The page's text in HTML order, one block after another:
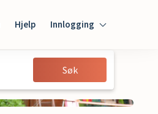
Hjelp Innlogging
Innlogging
Gjest
Søk